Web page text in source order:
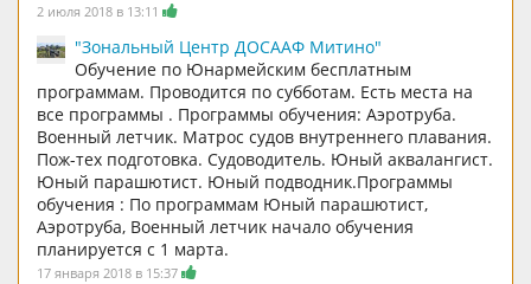
2 июля 2018 в 13:11
"Зональный Центр ДОСААФ Митино"
Обучение по Юнармейским бесплатным
программам. Проводится по субботам. Есть места на
все программы . Программы обучения: Аэротруба.
Военный летчик. Матрос судов внутреннего плавания.
Пож-тех подготовка. Судоводитель. Юный аквалангист.
Юный парашютист. Юный подводник.Программы
обучения : По программам Юный парашютист,
Аэротруба, Военный летчик начало обучения
планируется с 1 марта.
17 января 2018 в 15:37